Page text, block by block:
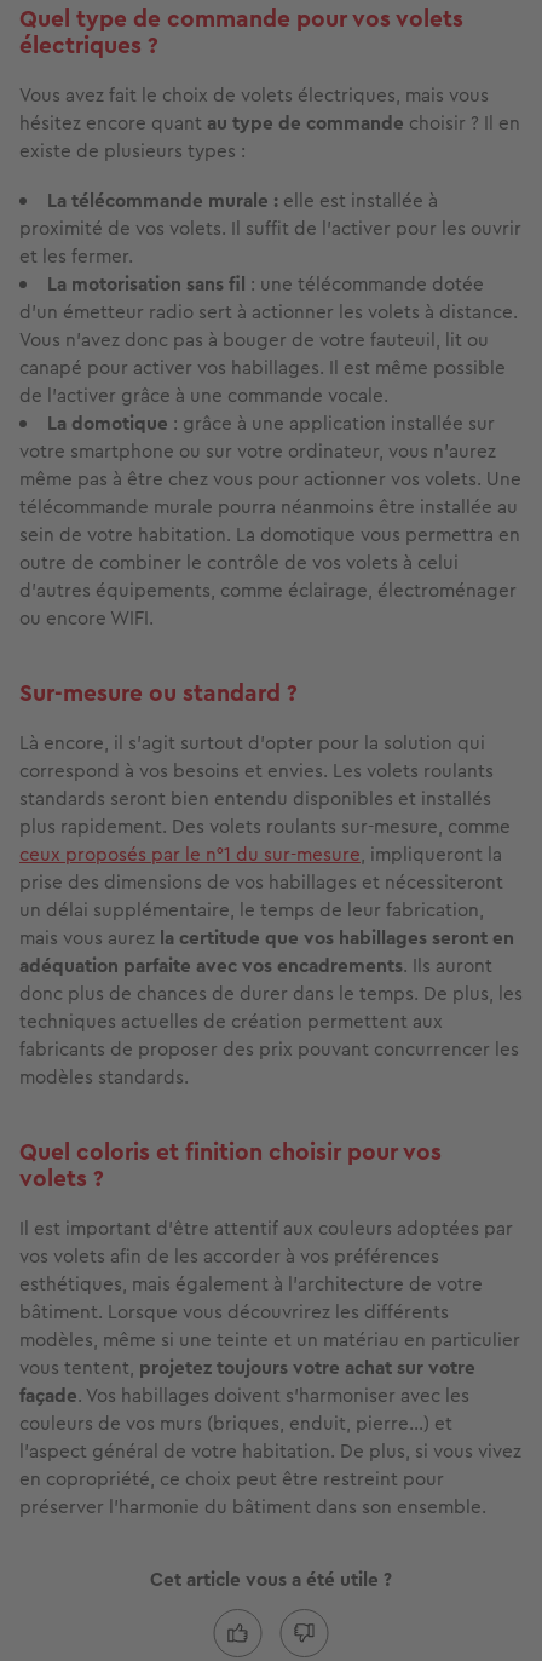
Quel type de commande pour vos volets
électriques ?
Vous avez fait le choix de volets électriques, mais vous
hésitez encore quant au type de commande choisir ? Il en
existe de plusieurs types :
La télécommande murale : elle est installée à
proximité de vos volets. Il suffit de l'activer pour les ouvrir
et les fermer.
La motorisation sans fil : une télécommande dotée
d'un émetteur radio sert à actionner les volets à distance.
Vous n'avez donc pas à bouger de votre fauteuil, lit ou
canapé pour activer vos habillages. Il est même possible
de l'activer grâce à une commande vocale.
La domotique : grâce à une application installée sur
votre smartphone ou sur votre ordinateur, vous n'aurez
même pas à être chez vous pour actionner vos volets. Une
télécommande murale pourra néanmoins être installée au
sein de votre habitation. La domotique vous permettra en
outre de combiner le contrôle de vos volets à celui
d'autres équipements, comme éclairage, électroménager
ou encore WIFI.
Sur-mesure ou standard ?
Là encore, il s'agit surtout d'opter pour la solution qui
correspond à vos besoins et envies. Les volets roulants
standards seront bien entendu disponibles et installés
plus rapidement. Des volets roulants sur-mesure, comme
ceux proposés par le n°1 du sur-mesure, impliqueront la
prise des dimensions de vos habillages et nécessiteront
un délai supplémentaire, le temps de leur fabrication,
mais vous aurez la certitude que vos habillages seront en
adéquation parfaite avec vos encadrements. Ils auront
donc plus de chances de durer dans le temps. De plus, les
techniques actuelles de création permettent aux
fabricants de proposer des prix pouvant concurrencer les
modèles standards.
Quel coloris et finition choisir pour vos
volets ?
Il est important d'être attentif aux couleurs adoptées par
vos volets afin de les accorder à vos préférences
esthétiques, mais également à l'architecture de votre
bâtiment. Lorsque vous découvrirez les différents
modèles, même si une teinte et un matériau en particulier
vous tentent, projetez toujours votre achat sur votre
façade. Vos habillages doivent s'harmoniser avec les
couleurs de vos murs (briques, enduit, pierre…) et
l'aspect général de votre habitation. De plus, si vous vivez
en copropriété, ce choix peut être restreint pour
préserver l'harmonie du bâtiment dans son ensemble.
Cet article vous a été utile ?